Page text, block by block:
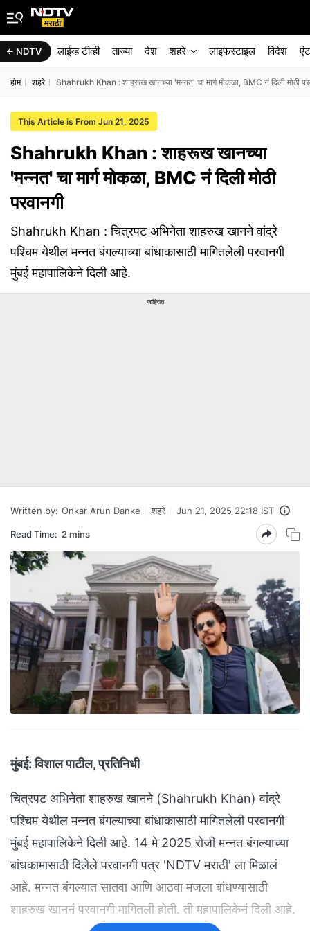
NDTV लाईव्ह टीव्ही ताज्या देश शहरे लाइफस्टाइल विदेश
होम शहरे Shahrukh Khan : शाहरूख खानच्या 'मन्नत' चा मार्ग मोकळा, BMC नं दिली मोठी
This Article is From Jun 21, 2025
Shahrukh Khan : शाहरूख खानच्या
'मन्नत' चा मार्ग मोकळा, BMC नं दिली मोठी
परवानगी
Shahrukh Khan : चित्रपट अभिनेता शाहरुख खानने वांद्रे
पश्चिम येथील मन्नत बंगल्याच्या बांधाकासाठी मागितलेली परवानगी
मुंबई महापालिकेने दिली आहे.
जाहिरात
Written by: Onkar Arun Danke शहरे Jun 21, 2025 22:18 IST
Read Time: 2 mins
मुंबई: विशाल पाटील, प्रतिनिधी
चित्रपट अभिनेता शाहरुख खानने (Shahrukh Khan) वांद्रे
पश्चिम येथील मन्नत बंगल्याच्या बांधाकासाठी मागितलेली परवानगी
मुंबई महापालिकेने दिली आहे. 14 मे 2025 रोजी मन्नत बंगल्याच्या
बांधकामासाठी दिलेले परवानगी पत्र 'NDTV मराठी' ला मिळालं
आहे. मन्नत बंगल्यात सातवा आणि आठवा मजला बांधण्यासाठी
शाहरुख खाननं परवानगी मागितली होती. ती महापालिकेनं दिली आहे.